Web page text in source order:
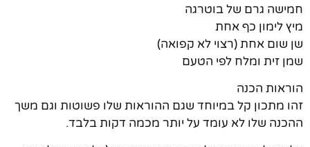
חמישה גרם של בוטרגה
מיץ לימון כף אחת
שן שום אחת (רצוי לא קפואה)
שמן זית ומלח לפי הטעם
הוראות הכנה
זהו מתכון קל במיוחד שגם ההוראות שלו פשוטות וגם משך
ההכנה שלו לא עומד על יותר מכמה דקות בלבד.